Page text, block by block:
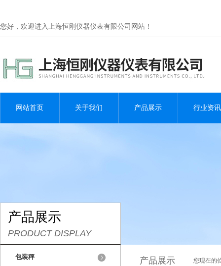
您好，欢迎进入上海恒刚仪器仪表有限公司网站！
网站首页 关于我们 产品展示 行业资讯
产品展示
PRODUCT DISPLAY
包装秤 产品展示 您现在的